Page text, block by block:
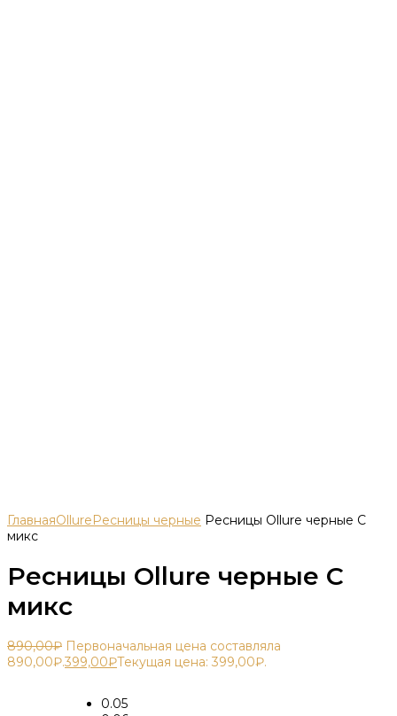
ГлавнаяOllureРесницы черные Ресницы Ollure черные С
микс
Ресницы Ollure черные С
микс
890,00₽ Первоначальная цена составляла
890,00₽.399,00₽Текущая цена: 399,00₽.
0.05